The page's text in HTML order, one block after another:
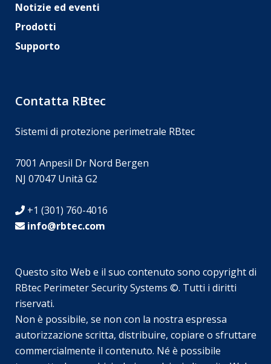
Notizie ed eventi
Prodotti
Supporto
Contatta RBtec
Sistemi di protezione perimetrale RBtec
7001 Anpesil Dr Nord Bergen
NJ 07047 Unità G2
+1 (301) 760-4016
info@rbtec.com
Questo sito Web e il suo contenuto sono copyright di
RBtec Perimeter Security Systems ©. Tutti i diritti
riservati.
Non è possibile, se non con la nostra espressa
autorizzazione scritta, distribuire, copiare o sfruttare
commercialmente il contenuto. Né è possibile
JA